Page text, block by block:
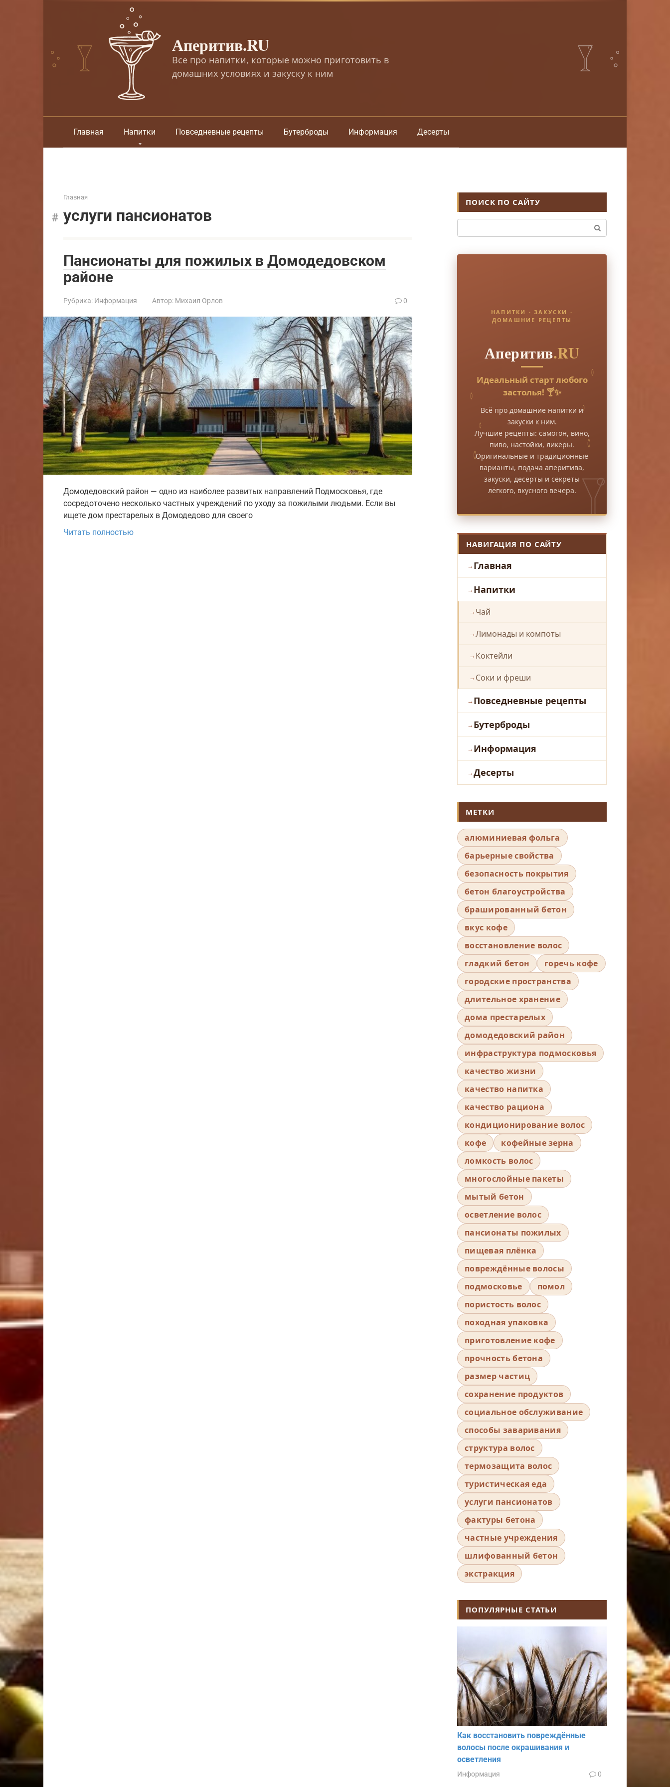
Аперитив.RU
Все про напитки, которые можно приготовить в
домашних условиях и закуску к ним
Главная Напитки Повседневные рецепты Бутерброды Информация Десерты
Главная
услуги пансионатов
Пансионаты для пожилых в Домодедовском
районе
Рубрика: Информация Автор: Михаил Орлов 0
Домодедовский район — одно из наиболее развитых направлений Подмосковья, где
сосредоточено несколько частных учреждений по уходу за пожилыми людьми. Если вы
ищете дом престарелых в Домодедово для своего
Читать полностью
ПОИСК ПО САЙТУ
НАПИТКИ · ЗАКУСКИ ·
ДОМАШНИЕ РЕЦЕПТЫ
Аперитив.RU
Идеальный старт любого
застолья! 🍸✨
Всё про домашние напитки и
закуски к ним.
Лучшие рецепты: самогон, вино,
пиво, настойки, ликёры.
Оригинальные и традиционные
варианты, подача аперитива,
закуски, десерты и секреты
лёгкого, вкусного вечера.
НАВИГАЦИЯ ПО САЙТУ
Главная
Напитки
Чай
Лимонады и компоты
Коктейли
Соки и фреши
Повседневные рецепты
Бутерброды
Информация
Десерты
МЕТКИ
алюминиевая фольга
барьерные свойства
безопасность покрытия
бетон благоустройства
брашированный бетон
вкус кофе
восстановление волос
гладкий бетон
горечь кофе
городские пространства
длительное хранение
дома престарелых
домодедовский район
инфраструктура подмосковья
качество жизни
качество напитка
качество рациона
кондиционирование волос
кофе
кофейные зерна
ломкость волос
многослойные пакеты
мытый бетон
осветление волос
пансионаты пожилых
пищевая плёнка
повреждённые волосы
подмосковье
помол
пористость волос
походная упаковка
приготовление кофе
прочность бетона
размер частиц
сохранение продуктов
социальное обслуживание
способы заваривания
структура волос
термозащита волос
туристическая еда
услуги пансионатов
фактуры бетона
частные учреждения
шлифованный бетон
экстракция
ПОПУЛЯРНЫЕ СТАТЬИ
Как восстановить повреждённые
волосы после окрашивания и
осветления
Информация 0